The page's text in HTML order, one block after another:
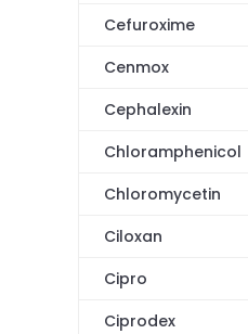
Cefuroxime
Cenmox
Cephalexin
Chloramphenicol
Chloromycetin
Ciloxan
Cipro
Ciprodex